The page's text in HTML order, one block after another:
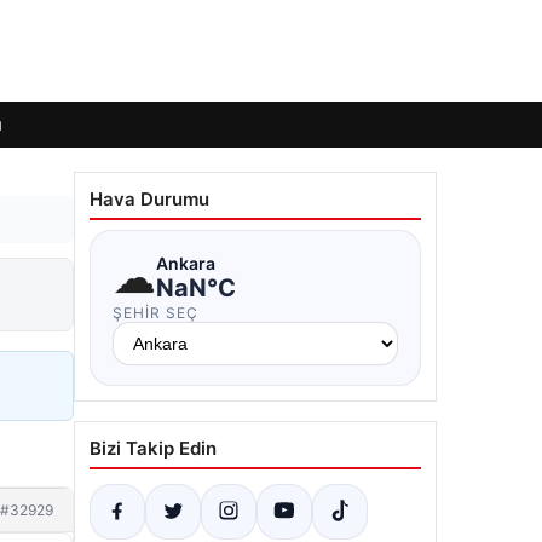
#32929
Hava Durumu
☁Ankara
NaN°C
ŞEHIR SEÇ
Bizi Takip Edin